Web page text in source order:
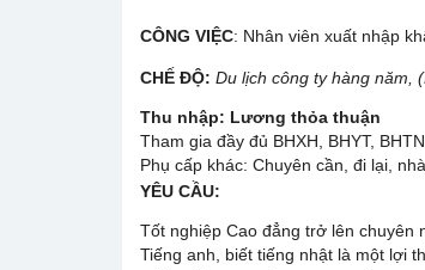
CÔNG VIỆC: Nhân viên xuất nhập
CHẾ ĐỘ: Du lịch công ty hàng năm,
Thu nhập: Lương thỏa thuận
Tham gia đầy đủ BHXH, BHYT, BHTN.
Phụ cấp khác: Chuyên cần, đi lại,
YÊU CẦU:
Tốt nghiệp Cao đẳng trở lên chuyên
Tiếng anh, biết tiếng nhật là một lợi